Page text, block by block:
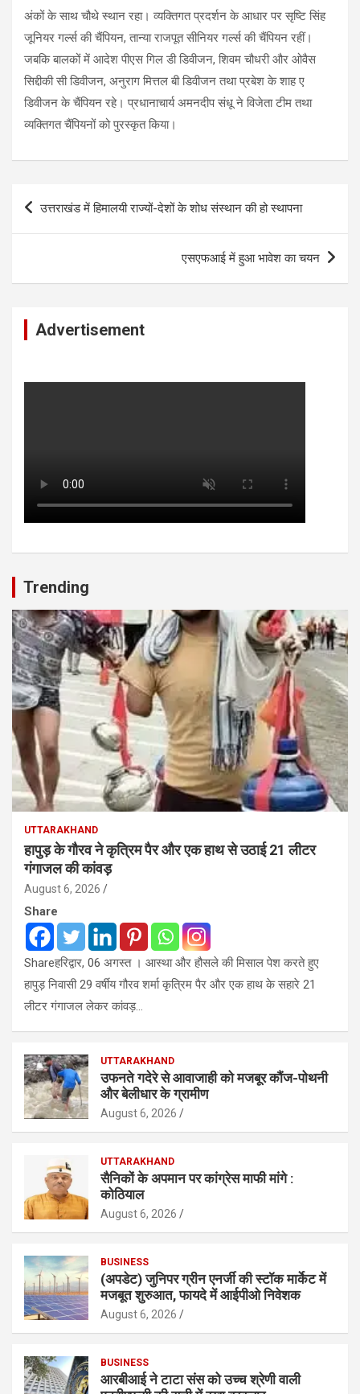
अंकों के साथ चौथे स्थान रहा। व्यक्तिगत प्रदर्शन के आधार पर सृष्टि सिंह
जूनियर गर्ल्स की चैंपियन, तान्या राजपूत सीनियर गर्ल्स की चैंपियन रहीं।
जबकि बालकों में आदेश पीएस गिल डी डिवीजन, शिवम चौधरी और ओवैस
सिद्दीकी सी डिवीजन, अनुराग मित्तल बी डिवीजन तथा प्रबेश के शाह ए
डिवीजन के चैंपियन रहे। प्रधानाचार्य अमनदीप संधू ने विजेता टीम तथा
व्यक्तिगत चैंपियनों को पुरस्कृत किया।
Post
उत्तराखंड में हिमालयी राज्यों-देशों के शोध संस्थान की हो स्थापना
एसएफआई में हुआ भावेश का चयन
Advertisement
Trending
UTTARAKHAND
हापुड़ के गौरव ने कृत्रिम पैर और एक हाथ से उठाई 21 लीटर
गंगाजल की कांवड़
August 6, 2026
Share
Shareहरिद्वार, 06 अगस्त । आस्था और हौसले की मिसाल पेश करते हुए
हापुड़ निवासी 29 वर्षीय गौरव शर्मा कृत्रिम पैर और एक हाथ के सहारे 21
लीटर गंगाजल लेकर कांवड़…
UTTARAKHAND
उफनते गदेरे से आवाजाही को मजबूर कौंज-पोथनी
और बेलीधार के ग्रामीण
August 6, 2026
UTTARAKHAND
सैनिकों के अपमान पर कांग्रेस माफी मांगे :
कोठियाल
August 6, 2026
BUSINESS
(अपडेट) जुनिपर ग्रीन एनर्जी की स्टॉक मार्केट में
मजबूत शुरुआत, फायदे में आईपीओ निवेशक
August 6, 2026
BUSINESS
आरबीआई ने टाटा संस को उच्च श्रेणी वाली